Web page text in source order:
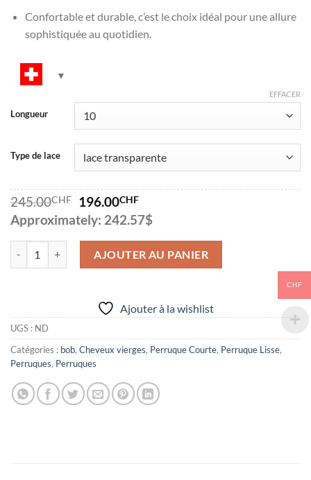
Confortable et durable, c’est le choix idéal pour une allure
sophistiquée au quotidien.
Longueur
Type de lace
EFFACER
245.00CHF
Le
prix
initial
était :
245.00CHF.
196.00CHFLe
prix
actuel
est :
196.00CHF.
Approximately: 242.57$
AJOUTER AU PANIER
Ajouter à la wishlist
UGS : ND
Catégories : bob, Cheveux vierges, Perruque Courte, Perruque Lisse,
Perruques, Perruques
CHF